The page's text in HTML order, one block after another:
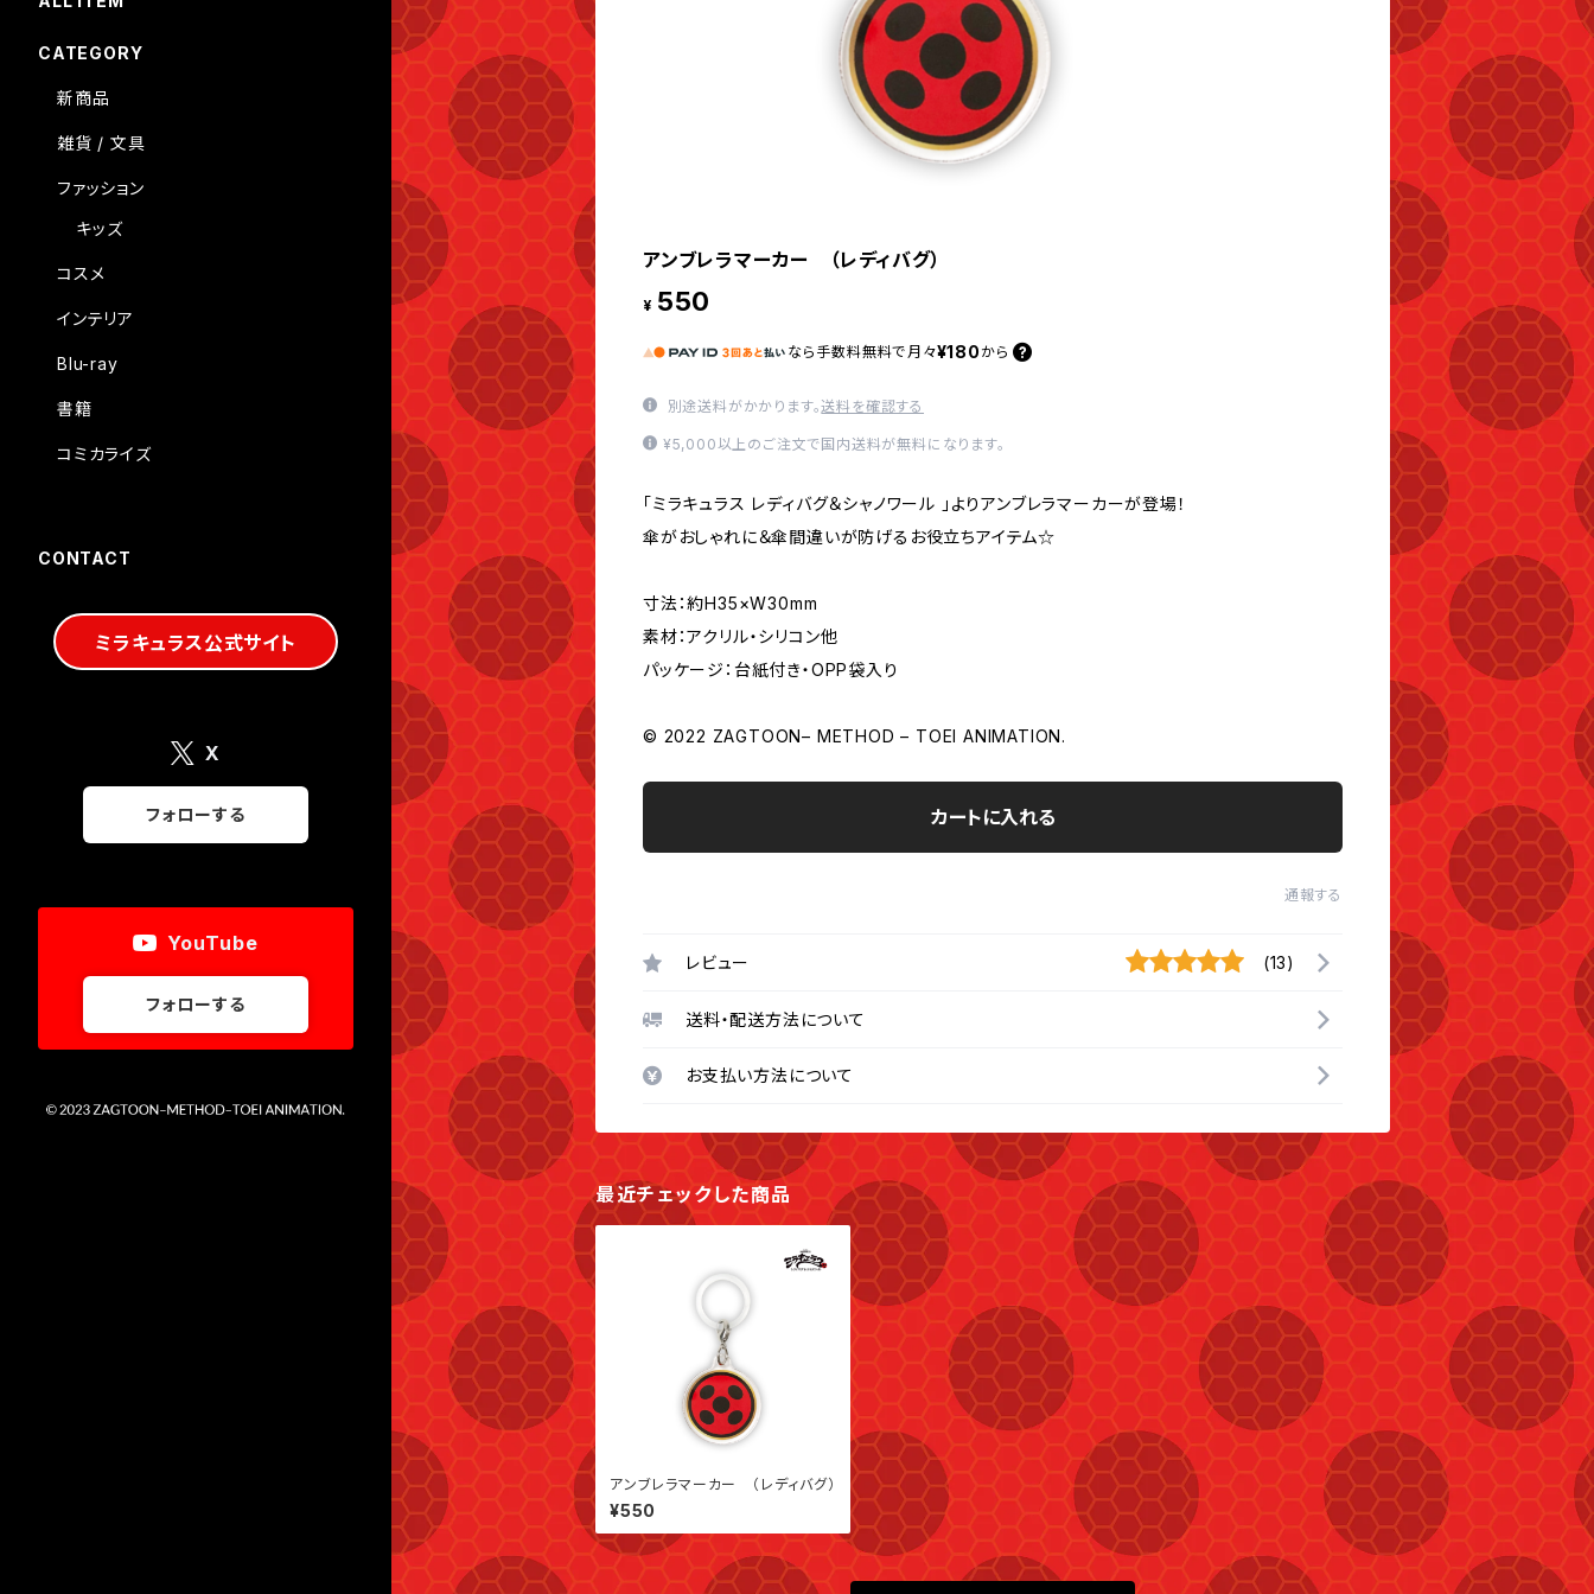
アンブレラマーカー （レディバグ）
¥ 550
なら 手数料無料で 月々¥180 から
別途送料がかかります。送料を確認する
¥5,000以上のご注文で国内送料が無料になります。
「ミラキュラス レディバグ＆シャノワール 」よりアンブレラマーカーが登場！
傘がおしゃれに＆傘間違いが防げるお役立ちアイテム☆
寸法：約H35×W30mm
素材：アクリル・シリコン他
パッケージ：台紙付き・OPP袋入り
© 2022 ZAGTOON– METHOD – TOEI ANIMATION.
カートに入れる
通報する
レビュー (13)
送料・配送方法について
お支払い方法について
最近チェックした商品
アンブレラマーカー （レディバグ）
¥550
CATEGORY
新商品
雑貨 / 文具
ファッション
キッズ
コスメ
インテリア
Blu-ray
書籍
コミカライズ
CONTACT
ミラキュラス公式サイト
X
フォローする
YouTube
フォローする